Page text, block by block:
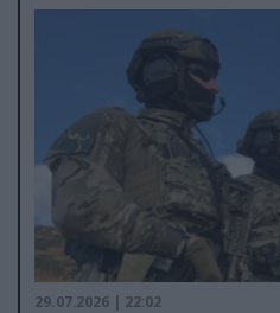
29.07.2026 | 22:02